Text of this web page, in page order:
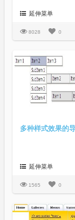
延伸菜单
8028 0
多种样式效果的
延伸菜单
1565 0